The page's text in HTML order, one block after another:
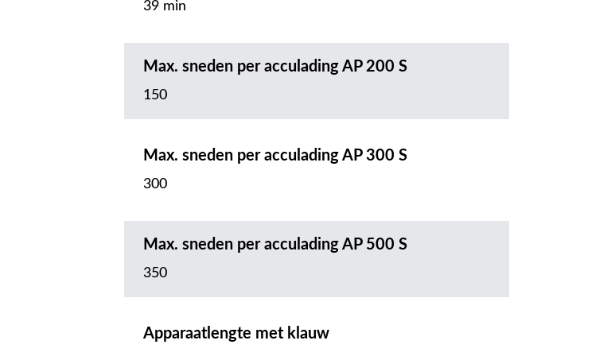
39 min
Max. sneden per acculading AP 200 S
150
Max. sneden per acculading AP 300 S
300
Max. sneden per acculading AP 500 S
350
Apparaatlengte met klauw